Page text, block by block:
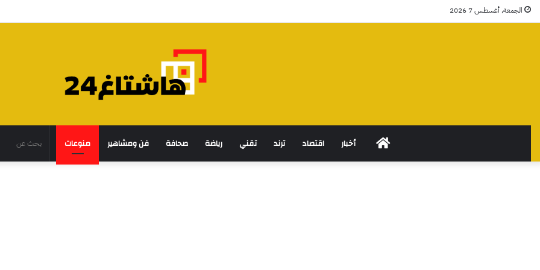
الجمعة, أغسطس 7 2026
الرئيسيةأخبار اقتصاد ترند تقني رياضة صحافة فن ومشاهير منوعات